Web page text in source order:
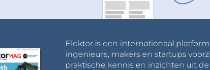
Elektor is een internationaal
ingenieurs, makers en startups
praktische kennis en inzichten uit